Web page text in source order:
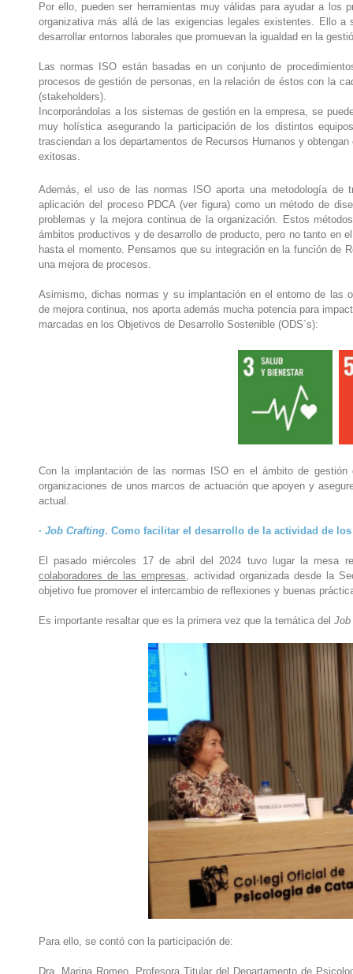
Por ello, pueden ser herramientas muy válidas para ayudar a los
organizativa más allá de las exigencias legales existentes. Ello
desarrollar entornos laborales que promuevan la igualdad en la
Las normas ISO están basadas en un conjunto de
procesos de gestión de personas, en la relación de éstos con la
(stakeholders).
Incorporándolas a los sistemas de gestión en la empresa, se
muy holística asegurando la participación de los distintos
trasciendan a los departamentos de Recursos Humanos y
exitosas.
Además, el uso de las normas ISO aporta una metodología de
aplicación del proceso PDCA (ver figura) como un método de
problemas y la mejora continua de la organización. Estos
ámbitos productivos y de desarrollo de producto, pero no tanto en
hasta el momento. Pensamos que su integración en la función de
una mejora de procesos.
Asimismo, dichas normas y su implantación en el entorno de las
de mejora continua, nos aporta además mucha potencia para
marcadas en los Objetivos de Desarrollo Sostenible (ODS´s):
Con la implantación de las normas ISO en el ámbito de
organizaciones de unos marcos de actuación que apoyen y
actual.
· Job Crafting. Como facilitar el desarrollo de la actividad de
El pasado miércoles 17 de abril del 2024 tuvo lugar la mesa
colaboradores de las empresas, actividad organizada desde la
objetivo fue promover el intercambio de reflexiones y buenas
Es importante resaltar que es la primera vez que la temática del Job
Para ello, se contó con la participación de:
Dra. Marina Romeo, Profesora Titular del Departamento de